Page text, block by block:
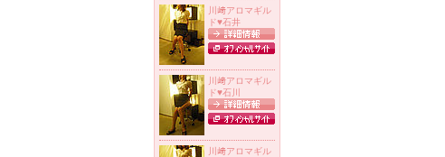
川﨑アロマギル
ド♥石井
川﨑アロマギル
ド♥石川
川﨑アロマギル